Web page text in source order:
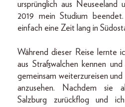
ursprünglich aus
2019 mein Studium
einfach eine Zeit lang in
Während dieser Reise lernte
aus Straßwalchen kennen
gemeinsam weiterzureisen
anzusehen. Nachdem sie
Salzburg zurückflog und